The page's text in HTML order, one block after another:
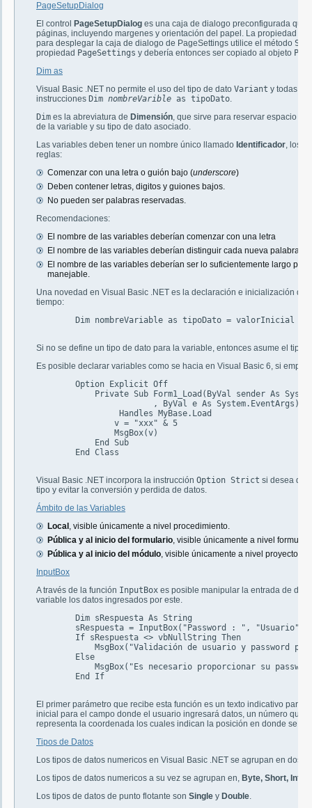
PageSetupDialog
El control PageSetupDialog es una caja de dialogo preconfigurada
páginas, incluyendo margenes y orientación del papel. La propiedad
para desplegar la caja de dialogo de PageSettings utilice el método
propiedad PageSettings y debería entonces ser copiado al objeto
Dim as
Visual Basic .NET no permite el uso del tipo de dato Variant y todas
instrucciones Dim nombreVarible as tipoDato.
Dim es la abreviatura de Dimensión, que sirve para reservar espacio
de la variable y su tipo de dato asociado.
Las variables deben tener un nombre único llamado Identificador, los
reglas:
Comenzar con una letra o guión bajo (underscore)
Deben contener letras, digitos y guiones bajos.
No pueden ser palabras reservadas.
Recomendaciones:
El nombre de las variables deberían comenzar con una letra
El nombre de las variables deberían distinguir cada nueva palabra
El nombre de las variables deberían ser lo suficientemente largo
manejable.
Una novedad en Visual Basic .NET es la declaración e inicialización de
tiempo:
Si no se define un tipo de dato para la variable, entonces asume el tipo
Es posible declarar variables como se hacia en Visual Basic 6, si
Visual Basic .NET incorpora la instrucción Option Strict si desea
tipo y evitar la conversión y perdida de datos.
Ámbito de las Variables
Local , visible únicamente a nivel procedimiento.
Pública y al inicio del formulario, visible únicamente a nivel
Pública y al inicio del módulo, visible únicamente a nivel proyecto.
InputBox
A través de la función InputBox es posible manipular la entrada de
variable los datos ingresados por este.
        Dim sRespuesta As String
sRespuesta = InputBox("Password : ", "Usuario",
        If sRespuesta <> vbNullString Then
MsgBox("Validación de usuario y password
        Else
MsgBox("Es necesario proporcionar su
        End If
El primer parámetro que recibe esta función es un texto indicativo para
inicial para el campo donde el usuario ingresará datos, un número que
representa la coordenada los cuales indican la posición en donde se
Tipos de Datos
Los tipos de datos numericos en Visual Basic .NET se agrupan en dos
Los tipos de datos numericos a su vez se agrupan en, Byte, Short,
Los tipos de datos de punto flotante son Single y Double.